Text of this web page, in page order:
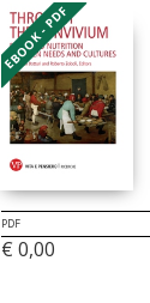
EBOOK - PDF
PDF
€ 0,00